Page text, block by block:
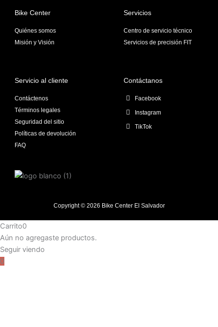
Bike Center
Quiénes somos
Misión y Visión
Servicios
Centro de servicio técnico
Servicios de precisión FIT
Servicio al cliente
Contáctenos
Términos legales
Seguridad del sitio
Políticas de devolución
FAQ
Contáctanos
Facebook
Instagram
TikTok
Copyright © 2026 Bike Center El Salvador
Carrito0
Aún no agregaste productos.
Seguir viendo
0